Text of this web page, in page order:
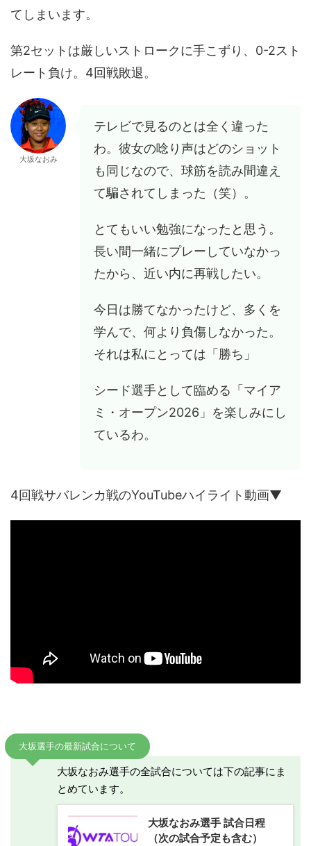
てしまいます。
第2セットは厳しいストロークに手こずり、0-2スト
レート負け。4回戦敗退。
大坂なおみ
テレビで見るのとは全く違った
わ。彼女の唸り声はどのショット
も同じなので、球筋を読み間違え
て騙されてしまった（笑）。
とてもいい勉強になったと思う。
長い間一緒にプレーしていなかっ
たから、近い内に再戦したい。
今日は勝てなかったけど、多くを
学んで、何より負傷しなかった。
それは私にとっては「勝ち」
シード選手として臨める「マイア
ミ・オープン2026」を楽しみにし
ているわ。
4回戦サバレンカ戦のYouTubeハイライト動画▼
大坂選手の最新試合について
大坂なおみ選手の全試合については下の記事にま
とめています。
大坂なおみ選手 試合日程
（次の試合予定も含む）